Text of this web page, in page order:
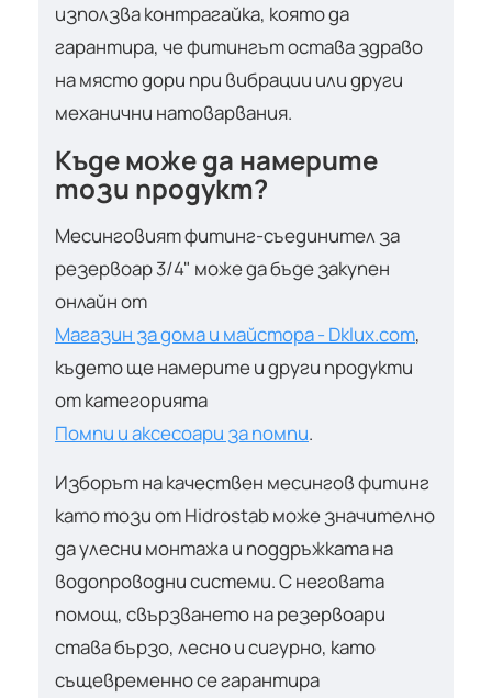
използва контрагайка, която да
гарантира, че фитингът остава здраво
на място дори при вибрации или други
механични натоварвания.
Къде може да намерите
този продукт?
Месинговият фитинг-съединител за
резервоар 3/4" може да бъде закупен
онлайн от
Магазин за дома и майстора - Dklux.com,
където ще намерите и други продукти
от категорията
Помпи и аксесоари за помпи.
Изборът на качествен месингов фитинг
като този от Hidrostab може значително
да улесни монтажа и поддръжката на
водопроводни системи. С неговата
помощ, свързването на резервоари
става бързо, лесно и сигурно, като
същевременно се гарантира